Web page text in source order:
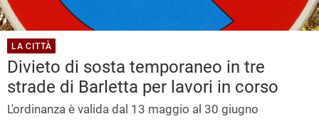
LA CITTÀ
Divieto di sosta temporaneo in tre
strade di Barletta per lavori in corso
L'ordinanza è valida dal 13 maggio al 30 giugno